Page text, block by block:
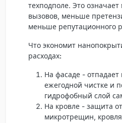
техподполе. Это
вызовов, меньше
меньше репутационного
Что экономит
расходах:
На фасаде - отпадает
ежегодной чистке и
гидрофобный слой
На кровле - защита
микротрещин,